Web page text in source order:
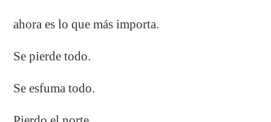
ahora es lo que más importa.
Se pierde todo.
Se esfuma todo.